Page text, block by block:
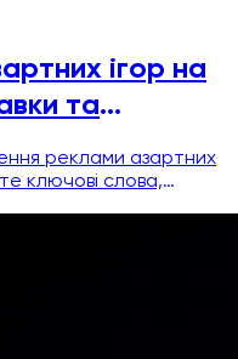
ігор на
та
реклами азартних
ключові слова,